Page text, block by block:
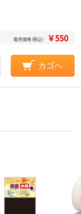
販売価格（税込） ￥550
カゴへ